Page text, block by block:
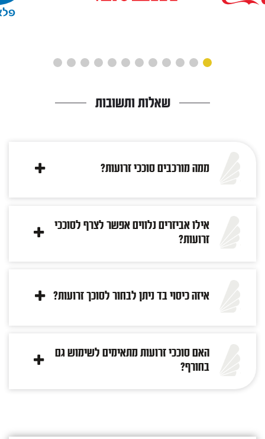
שאלות ותשובות
ממה מורכבים סוככי זרועות?
אילו אביזרים נלווים אפשר לצרף לסוככי
זרועות?
איזה כיסוי בד ניתן לבחור לסוכך זרועות?
האם סוככי זרועות מתאימים לשימוש גם
בחורף?